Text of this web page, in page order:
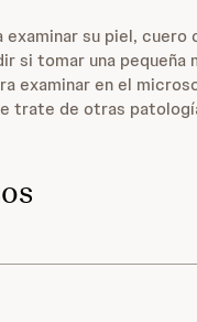
examinar su piel, cuero
si tomar una pequeña
examinar en el
trate de otras